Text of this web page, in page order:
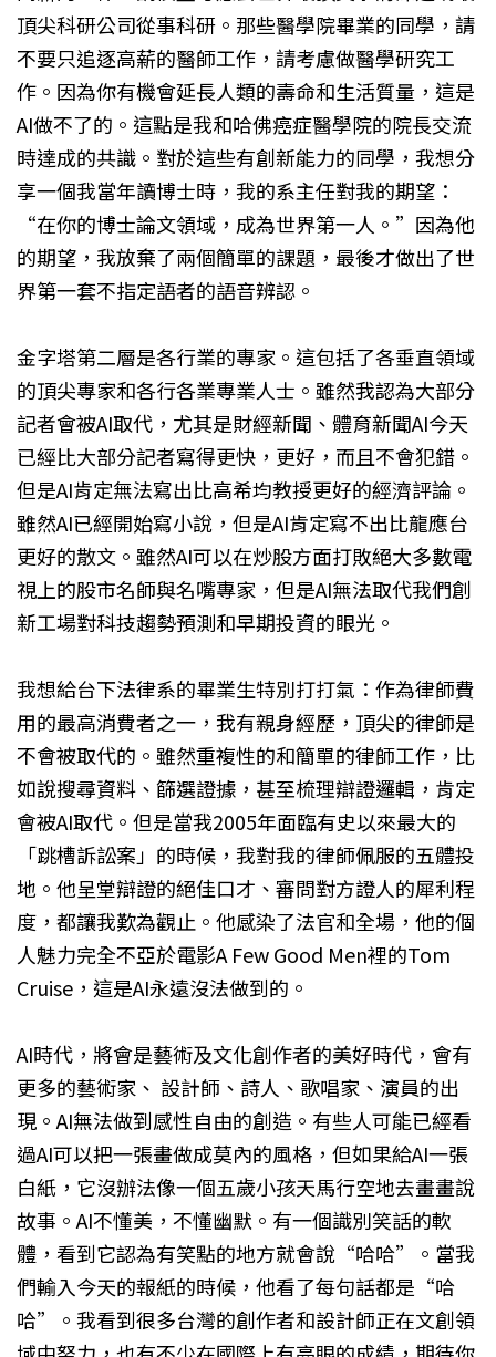
頂尖科研公司從事科研。那些醫學院畢業的同學，請
不要只追逐高薪的醫師工作，請考慮做醫學研究工
作。因為你有機會延長人類的壽命和生活質量，這是
AI做不了的。這點是我和哈佛癌症醫學院的院長交流
時達成的共識。對於這些有創新能力的同學，我想分
享一個我當年讀博士時，我的系主任對我的期望：
“在你的博士論文領域，成為世界第一人。”因為他
的期望，我放棄了兩個簡單的課題，最後才做出了世
界第一套不指定語者的語音辨認。
金字塔第二層是各行業的專家。這包括了各垂直領域
的頂尖專家和各行各業專業人士。雖然我認為大部分
記者會被AI取代，尤其是財經新聞、體育新聞AI今天
已經比大部分記者寫得更快，更好，而且不會犯錯。
但是AI肯定無法寫出比高希均教授更好的經濟評論。
雖然AI已經開始寫小說，但是AI肯定寫不出比龍應台
更好的散文。雖然AI可以在炒股方面打敗絕大多數電
視上的股市名師與名嘴專家，但是AI無法取代我們創
新工場對科技趨勢預測和早期投資的眼光。
我想給台下法律系的畢業生特別打打氣：作為律師費
用的最高消費者之一，我有親身經歷，頂尖的律師是
不會被取代的。雖然重複性的和簡單的律師工作，比
如說搜尋資料、篩選證據，甚至梳理辯證邏輯，肯定
會被AI取代。但是當我2005年面臨有史以來最大的
「跳槽訴訟案」的時候，我對我的律師佩服的五體投
地。他呈堂辯證的絕佳口才、審問對方證人的犀利程
度，都讓我歎為觀止。他感染了法官和全場，他的個
人魅力完全不亞於電影A Few Good Men裡的Tom
Cruise，這是AI永遠沒法做到的。
AI時代，將會是藝術及文化創作者的美好時代，會有
更多的藝術家、 設計師、詩人、歌唱家、演員的出
現。AI無法做到感性自由的創造。有些人可能已經看
過AI可以把一張畫做成莫內的風格，但如果給AI一張
白紙，它沒辦法像一個五歲小孩天馬行空地去畫畫說
故事。AI不懂美，不懂幽默。有一個識別笑話的軟
體，看到它認為有笑點的地方就會說“哈哈”。當我
們輸入今天的報紙的時候，他看了每句話都是“哈
哈”。我看到很多台灣的創作者和設計師正在文創領